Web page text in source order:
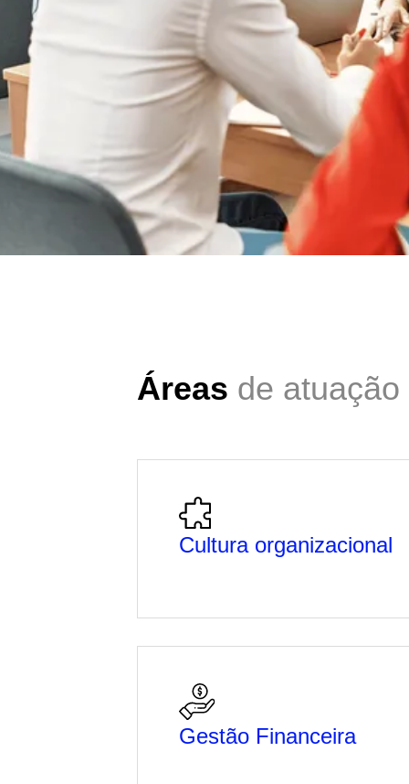
Áreas de atuação
Cultura organizacional
Gestão Financeira